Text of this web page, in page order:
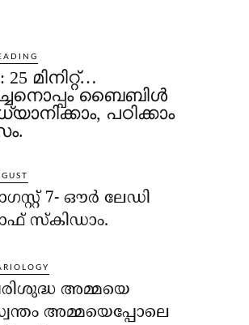
മിനിറ്റ്…
ബൈബിൾ
പഠിക്കാം
7- ഔര്‍ ലേഡി
സ്‌കിഡാം.
അമ്മയെ
അമ്മയെപ്പോലെ